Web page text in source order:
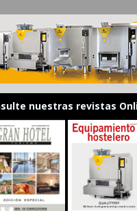
nuestras revistas